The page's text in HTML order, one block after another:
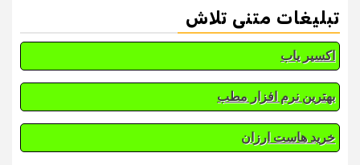
تبلیغات متنی تلاش
اکسیر یاب
بهترین نرم افزار مطب
خرید هاست ارزان